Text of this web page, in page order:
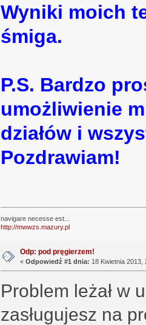
Wyniki moich
śmiga.
P.S. Bardzo
umożliwienie
działów i
Pozdrawiam!
navigare necesse est...
http://mwwzs.mazury.pl
Odp: pod pręgierzem!
« Odpowiedź #1 dnia: 18 Kwietnia 2013,
Problem leżał w
zasługujesz na